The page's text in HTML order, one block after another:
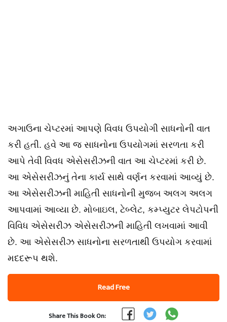
અગાઉના ચેપ્ટરમાં આપણે વિવધ ઉપયોગી સાધનોની વાત
કરી હતી. હવે આ જ સાધનોના ઉપયોગમાં સરળતા કરી
આપે તેવી વિવધ એસેસરીઝની વાત આ ચેપ્ટરમાં કરી છે.
આ એસેસરીઝનું તેના કાર્ય સાથે વર્ણન કરવામાં આવ્યું છે.
આ એસેસરીઝની માહિતી સાધનોની મુજબ અલગ અલગ
આપવામાં આવ્યા છે. મોબાઇલ, ટેબ્લેટ, કમ્પ્યુટર લેપટોપની
વિવિધ એસેસરીઝ એસેસરીઝની માહિતી લખવામાં આવી
છે. આ એસેસરીઝ સાધનોના સરળતાથી ઉપયોગ કરવામાં
મદદરૂપ થશે.
Read Free
Share This Book On: